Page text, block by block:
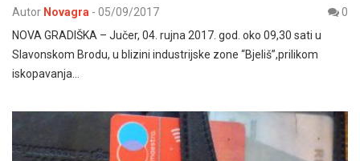
Autor Novagra - 05/09/2017
0
NOVA GRADIŠKA – Jučer, 04. rujna 2017. god. oko 09,30 sati u
Slavonskom Brodu, u blizini industrijske zone “Bjeliš”,prilikom
iskopavanja…